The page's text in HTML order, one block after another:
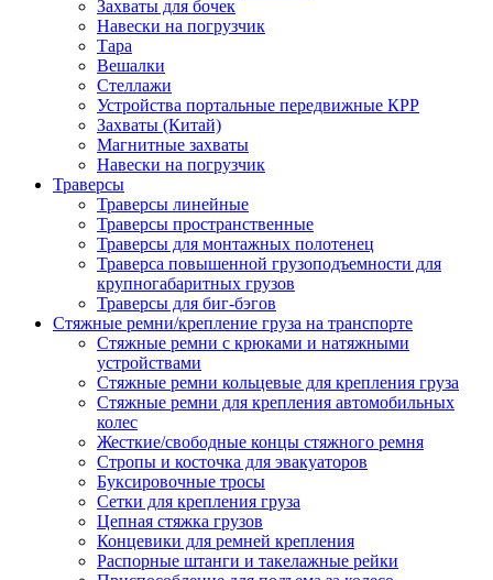
Захваты для бочек
Навески на погрузчик
Тара
Вешалки
Стеллажи
Устройства портальные передвижные КРР
Захваты (Китай)
Магнитные захваты
Навески на погрузчик
Траверсы
Траверсы линейные
Траверсы пространственные
Траверсы для монтажных полотенец
Траверса повышенной грузоподъемности для
крупногабаритных грузов
Траверсы для биг-бэгов
Стяжные ремни/крепление груза на транспорте
Стяжные ремни с крюками и натяжными
устройствами
Стяжные ремни кольцевые для крепления груза
Стяжные ремни для крепления автомобильных
колес
Жесткие/свободные концы стяжного ремня
Стропы и косточка для эвакуаторов
Буксировочные тросы
Сетки для крепления груза
Цепная стяжка грузов
Концевики для ремней крепления
Распорные штанги и такелажные рейки